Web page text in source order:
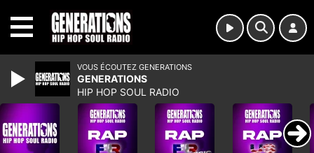
VOUS ÉCOUTEZ GENERATIONS
GENERATIONS
HIP HOP SOUL RADIO